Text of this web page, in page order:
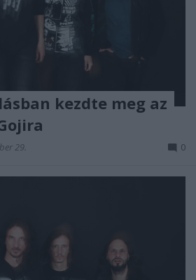
kezdte meg az
29. 0